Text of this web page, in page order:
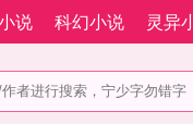
说 科幻小说 灵异